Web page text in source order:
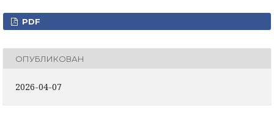
PDF
ОПУБЛИКОВАН
2026-04-07